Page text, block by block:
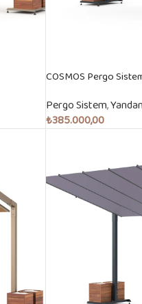
COSMOS Pergo
Pergo Sistem,
₺385.000,00
Sepete Ekle